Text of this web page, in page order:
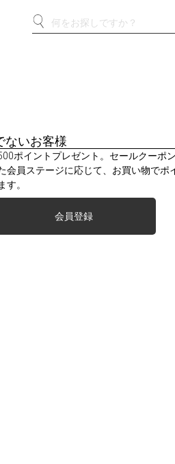
ないお客様
ポイントプレゼント。セールクーポ
会員ステージに応じて、お買い物でポ
す。
会員登録